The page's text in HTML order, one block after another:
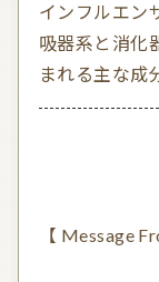
インフルエン
吸器系と消化
まれる主な成
【 Message